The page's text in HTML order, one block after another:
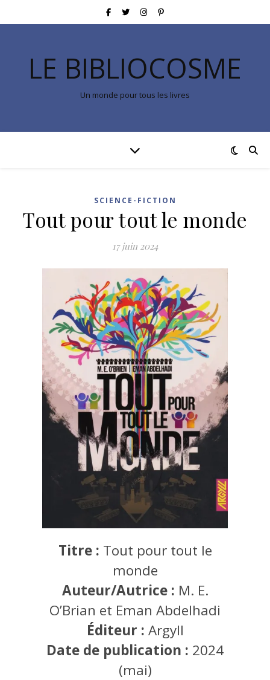
LE BIBLIOCOSME
Un monde pour tous les livres
SCIENCE-FICTION
Tout pour tout le monde
17 juin 2024
Titre : Tout pour tout le
monde
Auteur/Autrice : M. E.
O’Brian et Eman Abdelhadi
Éditeur : Argyll
Date de publication : 2024
(mai)